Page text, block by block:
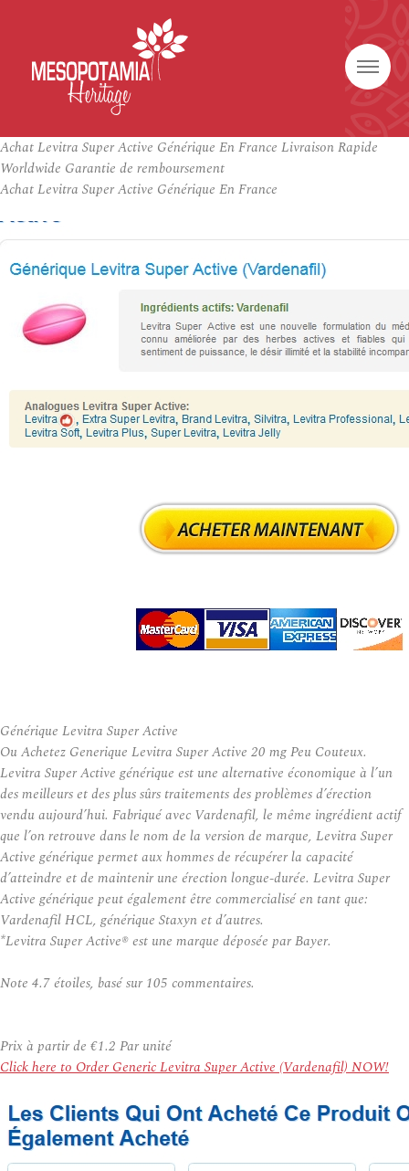
Achat Levitra Super Active Générique En France Livraison Rapide
Worldwide Garantie de remboursement
Achat Levitra Super Active Générique En France
Générique Levitra Super Active
Ou Achetez Generique Levitra Super Active 20 mg Peu Couteux.
Levitra Super Active générique est une alternative économique à l’un
des meilleurs et des plus sûrs traitements des problèmes d’érection
vendu aujourd’hui. Fabriqué avec Vardenafil, le même ingrédient actif
que l’on retrouve dans le nom de la version de marque, Levitra Super
Active générique permet aux hommes de récupérer la capacité
d’atteindre et de maintenir une érection longue-durée. Levitra Super
Active générique peut également être commercialisé en tant que:
Vardenafil HCL, générique Staxyn et d’autres.
*Levitra Super Active® est une marque déposée par Bayer.
Note 4.7étoiles, basé sur 105 commentaires.
Prix à partir de €1.2 Par unité
Click here to Order Generic Levitra Super Active (Vardenafil) NOW!